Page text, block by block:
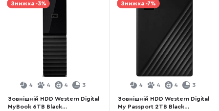
Знижка -3%
4 4 4 3
Зовнішній HDD Western Digital
MyBook 6TB Black
Знижка -7%
4 4 4 3
Зовнішній HDD Western Digital
My Passport 2TB Black